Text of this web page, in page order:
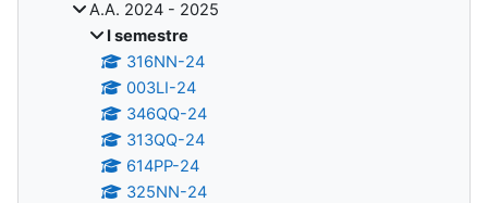
A.A. 2024 - 2025
I semestre
316NN-24
003LI-24
346QQ-24
313QQ-24
614PP-24
325NN-24